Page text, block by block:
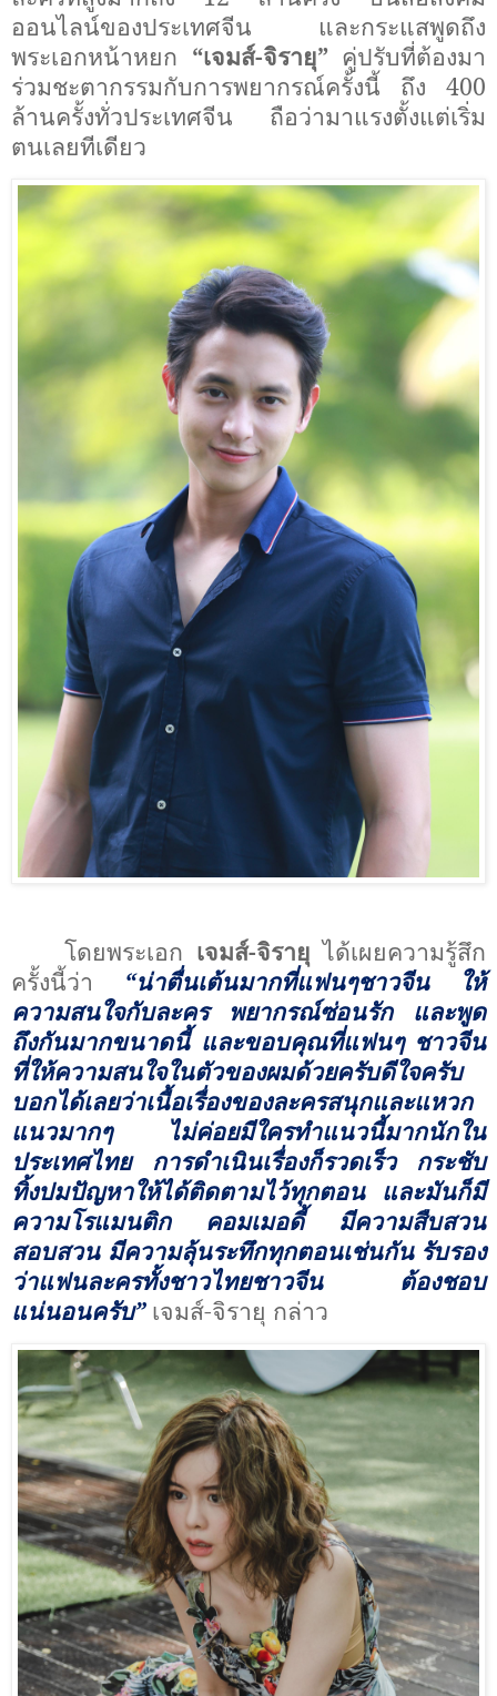
ออนไลน์ของประเทศจีน และกระแสพูดถึง
พระเอกหน้าหยก “เจมส์-จิรายุ”คู่ปรับที่ต้องมา
ร่วมชะตากรรมกับการพยากรณ์ครั้งนี้ ถึง 400
ล้านครั้งทั่วประเทศจีน ถือว่ามาแรงตั้งแต่เริ่ม
ตนเลยทีเดียว
โดยพระเอก เจมส์-จิรายุ ได้เผยความรู้สึก
ครั้งนี้ว่า “น่าตื่นเต้นมากที่แฟนๆชาวจีน ให้
ความสนใจกับละคร พยากรณ์ซ่อนรัก และพูด
ถึงกันมากขนาดนี้ และขอบคุณที่แฟนๆ ชาวจีน
ที่ให้ความสนใจในตัวของผมด้วยครับดีใจครับ
บอกได้เลยว่าเนื้อเรื่องของละครสนุกและแหวก
แนวมากๆ ไม่ค่อยมีใครทำแนวนี้มากนักใน
ประเทศไทย การดำเนินเรื่องก็รวดเร็ว กระชับ
ทิ้งปมปัญหาให้ได้ติดตามไว้ทุกตอน และมันก็มี
ความโรแมนติก คอมเมอดี้ มีความสืบสวน
สอบสวน มีความลุ้นระทึกทุกตอนเช่นกัน รับรอง
ว่าแฟนละครทั้งชาวไทยชาวจีน ต้องชอบ
แน่นอนครับ” เจมส์-จิรายุ กล่าว